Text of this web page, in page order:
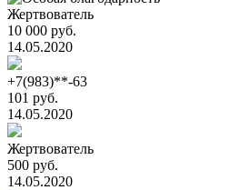
Жертвователь
10 000 руб.
14.05.2020
+7(983)**-63
101 руб.
14.05.2020
Жертвователь
500 руб.
14.05.2020